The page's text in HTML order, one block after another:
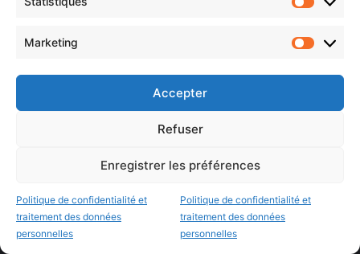
Marketing
Accepter
Refuser
Enregistrer les préférences
Politique de confidentialité et
traitement des données
personnelles
Politique de confidentialité et
traitement des données
personnelles
Histoire de Metz
Résultats des élections municipales 2026 (Metz, Moselle,
Newsletter gratuite